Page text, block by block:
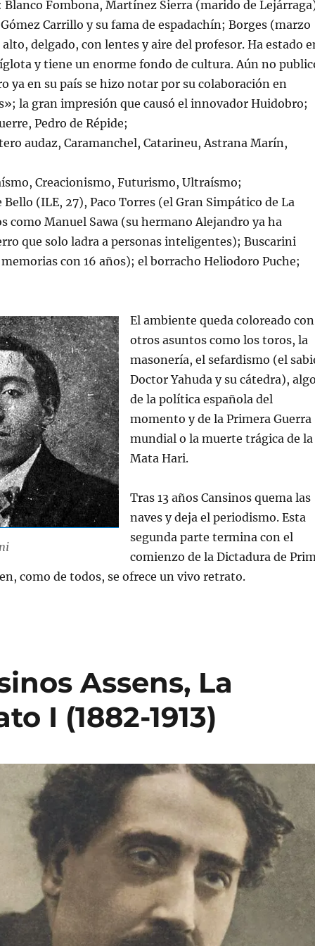
Fombona, Martínez Sierra (marido de
Carrillo y su fama de espadachín; Borges (marzo
delgado, con lentes y aire del profesor. Ha estado
y tiene un enorme fondo de cultura. Aún no
ya en su país se hizo notar por su colaboración en
la gran impresión que causó el innovador Huidobro;
Pedro de Répide;
audaz, Caramanchel, Catarineu, Astrana Marín,
Creacionismo, Futurismo, Ultraísmo;
Bello (ILE, 27), Paco Torres (el Gran Simpático de La
como Manuel Sawa (su hermano Alejandro ya ha
que solo ladra a personas inteligentes); Buscarini
con 16 años); el borracho Heliodoro Puche;
El ambiente queda coloreado con
otros asuntos como los toros, la
masonería, el sefardismo (el
Doctor Yahuda y su cátedra), algo
de la política española del
momento y de la Primera Guerra
mundial o la muerte trágica de la
Mata Hari.
Tras 13 años Cansinos quema las
naves y deja el periodismo. Esta
segunda parte termina con el
comienzo de la Dictadura de
como de todos, se ofrece un vivo retrato.
Assens, La
I (1882-1913)